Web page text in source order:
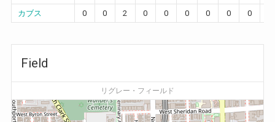
カブス
0 0 2 0 0 0 0 0 0
Field
リグレー・フィールド